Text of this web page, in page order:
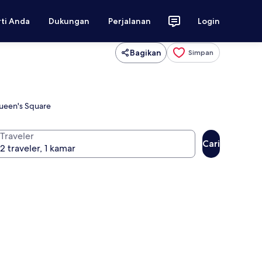
Anda Dukungan Perjalanan Login
Bagikan Simpan
Square
Traveler
Cari